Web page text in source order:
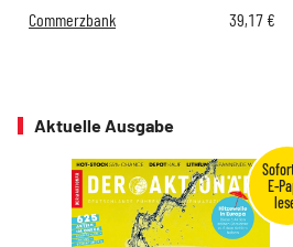
Commerzbank 39,17€
Aktuelle Ausgabe